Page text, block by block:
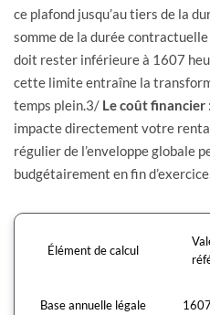
ce plafond jusqu’au tiers de la
somme de la durée
doit rester inférieure à 1607
cette limite entraîne la
temps plein.3/ Le coût financier
impacte directement votre
régulier de l’enveloppe globale
budgétairement en fin
Élément de calcul
Base annuelle légale